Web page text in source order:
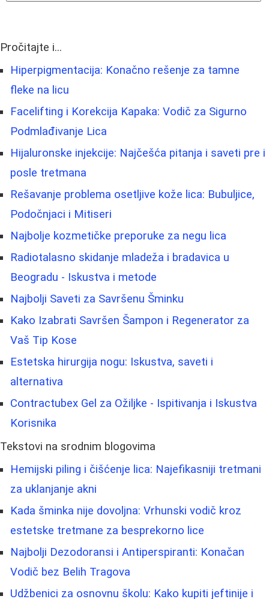
Pročitajte i...
Hiperpigmentacija: Konačno rešenje za tamne
fleke na licu
Facelifting i Korekcija Kapaka: Vodič za Sigurno
Podmlađivanje Lica
Hijaluronske injekcije: Najčešća pitanja i saveti pre i
posle tretmana
Rešavanje problema osetljive kože lica: Bubuljice,
Podočnjaci i Mitiseri
Najbolje kozmetičke preporuke za negu lica
Radiotalasno skidanje mladeža i bradavica u
Beogradu - Iskustva i metode
Najbolji Saveti za Savršenu Šminku
Kako Izabrati Savršen Šampon i Regenerator za
Vaš Tip Kose
Estetska hirurgija nogu: Iskustva, saveti i
alternativa
Contractubex Gel za Ožiljke - Ispitivanja i Iskustva
Korisnika
Tekstovi na srodnim blogovima
Hemijski piling i čišćenje lica: Najefikasniji tretmani
za uklanjanje akni
Kada šminka nije dovoljna: Vrhunski vodič kroz
estetske tretmane za besprekorno lice
Najbolji Dezodoransi i Antiperspiranti: Konačan
Vodič bez Belih Tragova
Udžbenici za osnovnu školu: Kako kupiti jeftinije i